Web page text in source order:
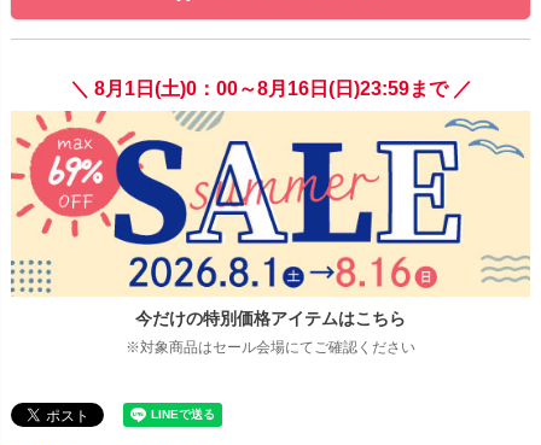
＼ 8月1日(土)0：00～8月16日(日)23:59まで ／
今だけの特別価格アイテムはこちら
※対象商品はセール会場にてご確認ください